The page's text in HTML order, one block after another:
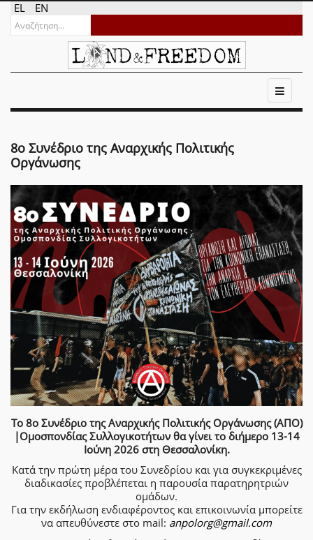
EL EN
8ο Συνέδριο της Αναρχικής Πολιτικής
Οργάνωσης
Το 8ο Συνέδριο της Αναρχικής Πολιτικής Οργάνωσης (ΑΠΟ)
|Ομοσπονδίας Συλλογικοτήτων θα γίνει το διήμερο 13-14
Ιούνη 2026 στη Θεσσαλονίκη.
Κατά την πρώτη μέρα του Συνεδρίου και για συγκεκριμένες
διαδικασίες προβλέπεται η παρουσία παρατηρητριών
ομάδων.
Για την εκδήλωση ενδιαφέροντος και επικοινωνία μπορείτε
να απευθύνεστε στο mail: anpolorg@gmail.com